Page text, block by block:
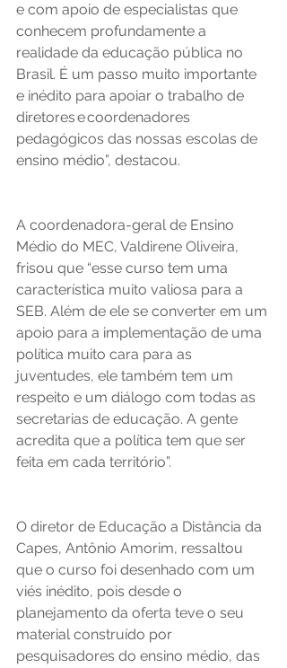
e com apoio de especialistas que
conhecem profundamente a
realidade da educação pública no
Brasil. É um passo muito importante
e inédito para apoiar o trabalho de
diretores e coordenadores
pedagógicos das nossas escolas de
ensino médio”, destacou.
A coordenadora-geral de Ensino
Médio do MEC, Valdirene Oliveira,
frisou que “esse curso tem uma
característica muito valiosa para a
SEB. Além de ele se converter em um
apoio para a implementação de uma
política muito cara para as
juventudes, ele também tem um
respeito e um diálogo com todas as
secretarias de educação. A gente
acredita que a política tem que ser
feita em cada território”.
O diretor de Educação a Distância da
Capes, Antônio Amorim, ressaltou
que o curso foi desenhado com um
viés inédito, pois desde o
planejamento da oferta teve o seu
material construído por
pesquisadores do ensino médio, das